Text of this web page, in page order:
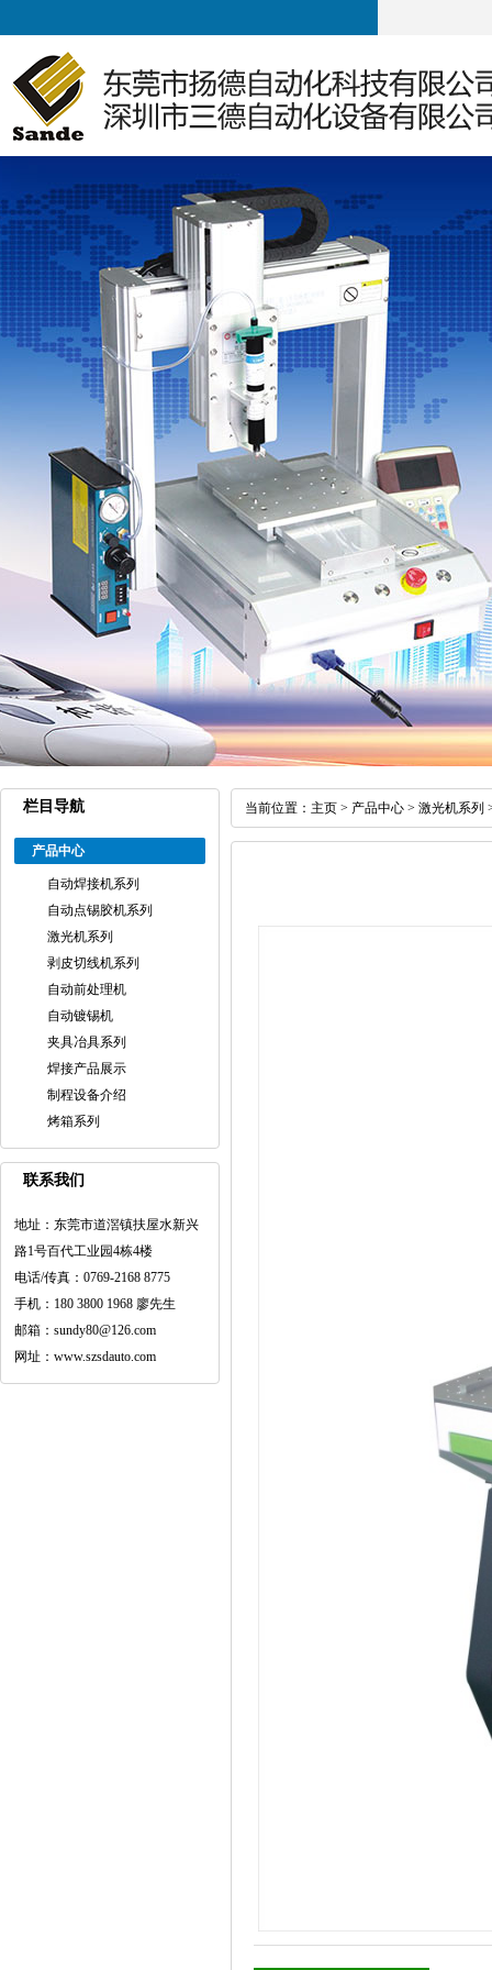
栏目导航
产品中心
自动焊接机系列
自动点锡胶机系列
激光机系列
剥皮切线机系列
自动前处理机
自动镀锡机
夹具冶具系列
焊接产品展示
制程设备介绍
烤箱系列
联系我们
地址：东莞市道滘镇扶屋水新兴
路1号百代工业园4栋4楼
电话/传真：0769-2168 8775
手机：180 3800 1968 廖先生
邮箱：sundy80@126.com
网址：www.szsdauto.com
当前位置： 主页 > 产品中心 > 激光机系列